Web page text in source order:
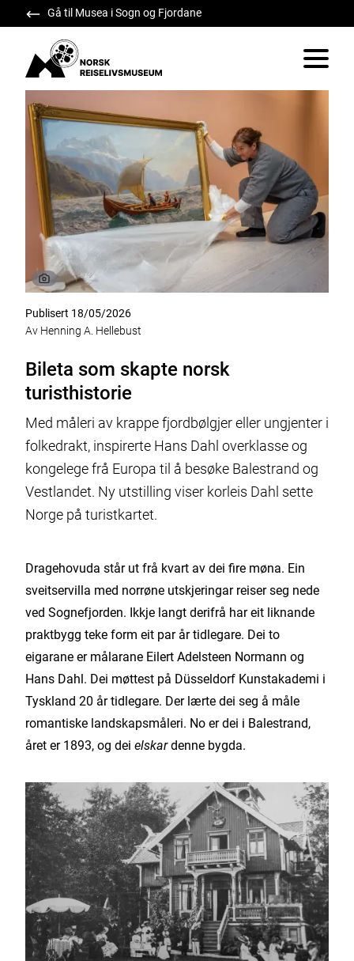
Gå til Musea i Sogn og Fjordane
Norsk Reiselivsmuseum
Vis/skjul
Publisert 18/05/2026
Av Henning A. Hellebust
Bileta som skapte norsk
turisthistorie
Med måleri av krappe fjordbølgjer eller ungjenter i
folkedrakt, inspirerte Hans Dahl overklasse og
kongelege frå Europa til å besøke Balestrand og
Vestlandet. Ny utstilling viser korleis Dahl sette
Norge på turistkartet.
Dragehovuda står ut frå kvart av dei fire møna. Ein
sveitservilla med norrøne utskjeringar reiser seg nede
ved Sognefjorden. Ikkje langt derifrå har eit liknande
praktbygg teke form eit par år tidlegare. Dei to
eigarane er målarane Eilert Adelsteen Normann og
Hans Dahl. Dei møttest på Düsseldorf Kunstakademi i
Tyskland 20 år tidlegare. Der lærte dei seg å måle
romantiske landskapsmåleri. No er dei i Balestrand,
året er 1893, og dei elskardenne bygda.